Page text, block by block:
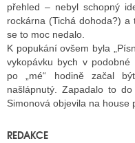
přehled – nebyl schopný
rockárna (Tichá dohoda?)
se to moc nedalo.
K popukání ovšem byla
vykopávku bych v
po „mé“ hodině začal
našlápnutý. Zapadalo to
Simonová objevila na house
REDAKCE